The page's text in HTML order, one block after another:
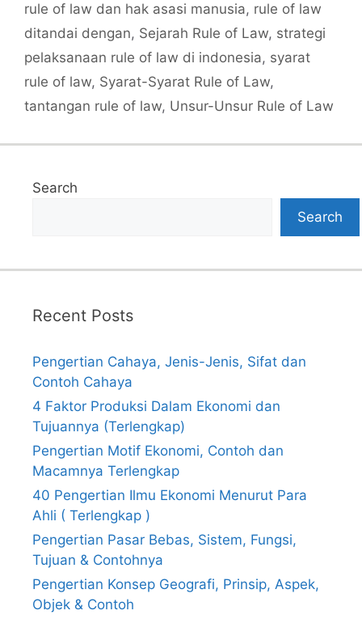
rule of law dan hak asasi manusia, rule of law
ditandai dengan, Sejarah Rule of Law, strategi
pelaksanaan rule of law di indonesia, syarat
rule of law, Syarat-Syarat Rule of Law,
tantangan rule of law, Unsur-Unsur Rule of Law
Search
Search
Recent Posts
Pengertian Cahaya, Jenis-Jenis, Sifat dan
Contoh Cahaya
4 Faktor Produksi Dalam Ekonomi dan
Tujuannya (Terlengkap)
Pengertian Motif Ekonomi, Contoh dan
Macamnya Terlengkap
40 Pengertian Ilmu Ekonomi Menurut Para
Ahli ( Terlengkap )
Pengertian Pasar Bebas, Sistem, Fungsi,
Tujuan & Contohnya
Pengertian Konsep Geografi, Prinsip, Aspek,
Objek & Contoh